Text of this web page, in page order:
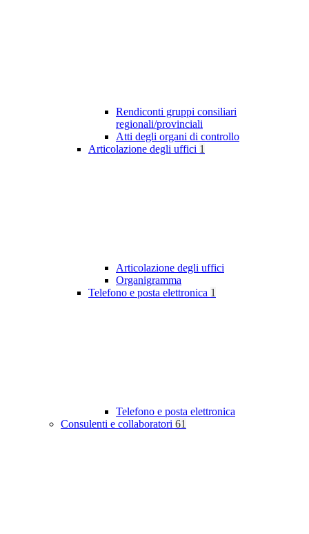
Rendiconti gruppi consiliari
regionali/provinciali
Atti degli organi di controllo
Articolazione degli uffici 1
Articolazione degli uffici
Organigramma
Telefono e posta elettronica 1
Telefono e posta elettronica
Consulenti e collaboratori 61